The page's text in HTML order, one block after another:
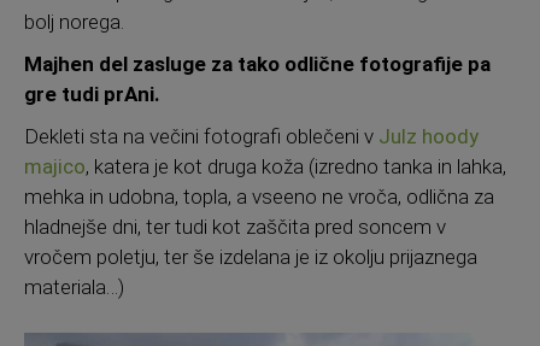
bolj norega.
Majhen del zasluge za tako odlične fotografije pa
gre tudi prAni.
Dekleti sta na večini fotografi oblečeni v Julz hoody
majico, katera je kot druga koža (izredno tanka in lahka,
mehka in udobna, topla, a vseeno ne vroča, odlična za
hladnejše dni, ter tudi kot zaščita pred soncem v
vročem poletju, ter še izdelana je iz okolju prijaznega
materiala…)